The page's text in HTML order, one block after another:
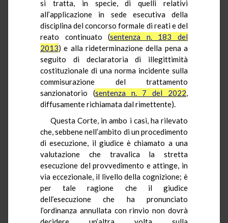
si tratta, in specie, di quelli relativi
all’applicazione in sede esecutiva della
disciplina del concorso formale di reati e del
reato continuato (sentenza n. 183 del
2013) e alla rideterminazione della pena a
seguito di declaratoria di illegittimità
costituzionale di una norma incidente sulla
commisurazione del trattamento
sanzionatorio (sentenza n. 7 del 2022,
diffusamente richiamata dal rimettente).
Questa Corte, in ambo i casi, ha rilevato
che, sebbene nell’ambito di un procedimento
di esecuzione, il giudice è chiamato a una
valutazione che travalica la stretta
esecuzione del provvedimento e attinge, in
via eccezionale, il livello della cognizione; è
per tale ragione che il giudice
dell’esecuzione che ha pronunciato
l’ordinanza annullata con rinvio non dovrà